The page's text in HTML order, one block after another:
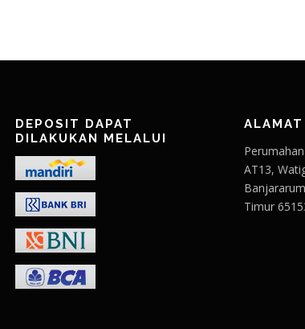
DEPOSIT DAPAT
DILAKUKAN MELALUI
AT13,
Timur